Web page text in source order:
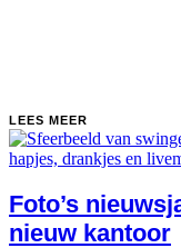
LEES MEER
Foto’s
nieuw kantoor